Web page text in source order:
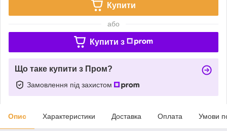
Купити
або
Купити з
Що таке купити з Пром?
Замовлення під захистом
Опис Характеристики Доставка Оплата Умови